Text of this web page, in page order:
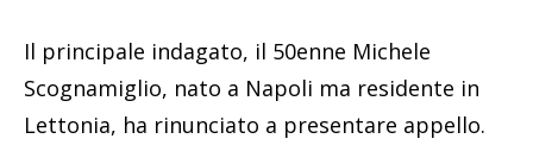
Il principale indagato, il 50enne Michele
Scognamiglio, nato a Napoli ma residente in
Lettonia, ha rinunciato a presentare appello.